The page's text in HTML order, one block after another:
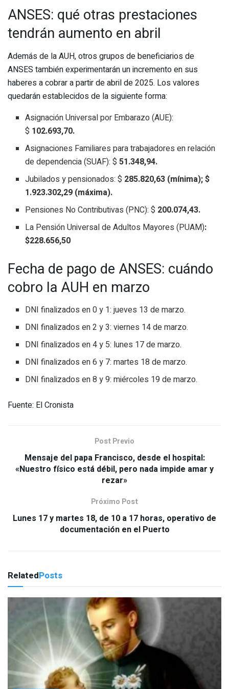
ANSES: qué otras prestaciones
tendrán aumento en abril
Además de la AUH, otros grupos de beneficiarios de
ANSES también experimentarán un incremento en sus
haberes a cobrar a partir de abril de 2025. Los valores
quedarán establecidos de la siguiente forma:
Asignación Universal por Embarazo (AUE):
$ 102.693,70.
Asignaciones Familiares para trabajadores en relación
de dependencia (SUAF): $51.348,94.
Jubilados y pensionados: $ 285.820,63 (mínima); $
1.923.302,29 (máxima).
Pensiones No Contributivas (PNC): $ 200.074,43.
La Pensión Universal de Adultos Mayores (PUAM):
$228.656,50
Fecha de pago de ANSES: cuándo
cobro la AUH en marzo
DNI finalizados en 0 y 1: jueves 13 de marzo.
DNI finalizados en 2 y 3: viernes 14 de marzo.
DNI finalizados en 4 y 5: lunes 17 de marzo.
DNI finalizados en 6 y 7: martes 18 de marzo.
DNI finalizados en 8 y 9: miércoles 19 de marzo.
Fuente: El Cronista
Post Previo
Mensaje del papa Francisco, desde el hospital:
«Nuestro físico está débil, pero nada impide amar y
rezar»
Próximo Post
Lunes 17 y martes 18, de 10 a 17 horas, operativo de
documentación en el Puerto
RelatedPosts